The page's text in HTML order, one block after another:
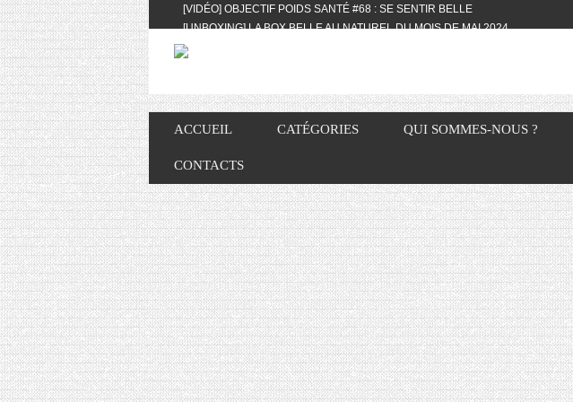
[VIDÉO] OBJECTIF POIDS SANTÉ #68 : SE SENTIR BELLE
[UNBOXING] LA BOX BELLE AU NATUREL DU MOIS DE MAI 2024
[VIDÉO] UNBOXING : LES MY LITTLE & BIOTYFULL BOX DU MOIS DE MAI 2024
[VIDÉO] QUITOQUE #10 : MEAL PREP & CONVIVIALITÉ
[VIDÉO] UNBOXING : LES MY LITTLE & BIOTYFULL BOX DU MOIS D’AVRIL
[VIDÉO] OBJECTIF POIDS SANTÉ #67 : L’AVIS DES AUTRES, CE N’EST QUE LA
[VIDÉO] UNBOXING : LES MY LITTLE & BIOTYFULL BOX DES MOIS DE
FÉVRIER ET MARS 2024 FEAT. AKILA
[VIDÉO] LA SÉLECTION DU MOIS #JANVIER2024
[VIDÉO] HELLOFRESH #34 : IDÉES RECETTES RISOTTO
ACCUEIL CATÉGORIES QUI SOMMES-NOUS ?
CONTACTS